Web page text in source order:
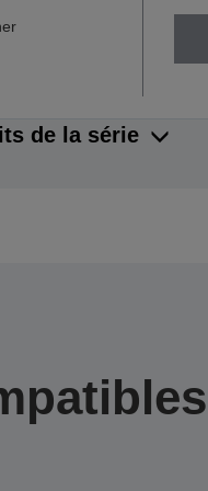
de la série